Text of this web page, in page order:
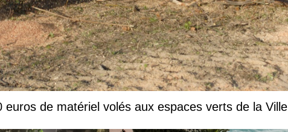
de matériel volés aux espaces verts de la Ville